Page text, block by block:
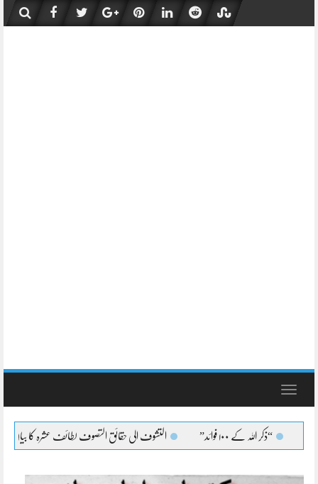
content
Toggle
“ذکر اللہ کے ۱۰۰ فوائد” التشوف الی حقائق التصوف لطائف عشرہ کا بیان